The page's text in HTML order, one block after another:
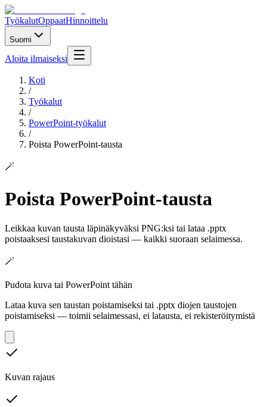
TyökalutOppaatHinnoittelu
Suomi
Aloita ilmaiseksi
Koti
/
Työkalut
/
PowerPoint-työkalut
/
Poista PowerPoint-tausta
🪄
Poista PowerPoint-tausta
Leikkaa kuvan tausta läpinäkyväksi PNG:ksi tai lataa .pptx
poistaaksesi taustakuvan dioistasi — kaikki suoraan selaimessa.
🪄
Pudota kuva tai PowerPoint tähän
Lataa kuva sen taustan poistamiseksi tai .pptx diojen taustojen
poistamiseksi — toimii selaimessasi, ei latausta, ei rekisteröitymistä
Kuvan rajaus